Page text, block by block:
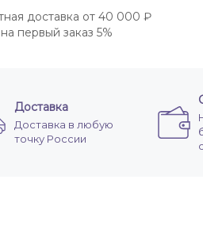
доставка от 40 000 ₽
первый заказ 5%
Доставка
Доставка в любую
точку России